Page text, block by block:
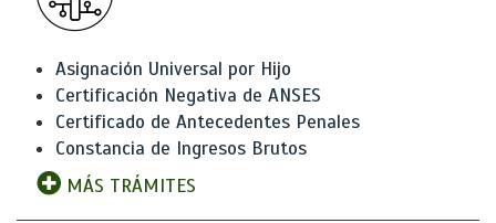
Asignación Universal por Hijo
Certificación Negativa de ANSES
Certificado de Antecedentes Penales
Constancia de Ingresos Brutos
MÁS TRÁMITES